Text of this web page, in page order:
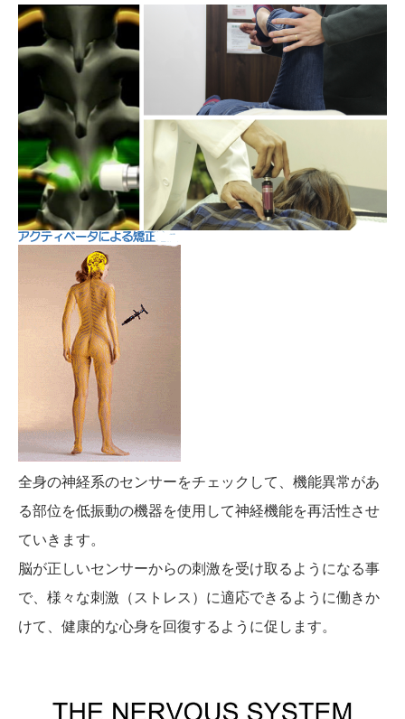
全身の神経系のセンサーをチェックして、機能異常があ
る部位を低振動の機器を使用して神経機能を再活性させ
ていきます。
脳が正しいセンサーからの刺激を受け取るようになる事
で、様々な刺激（ストレス）に適応できるように働きか
けて、健康的な心身を回復するように促します。